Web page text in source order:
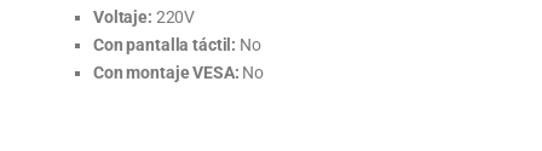
Voltaje: 220V
Con pantalla táctil: No
Con montaje VESA: No